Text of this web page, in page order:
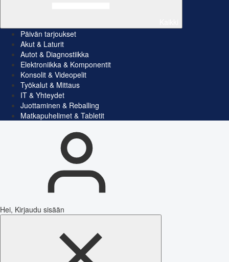
Päivän tarjoukset
Akut & Laturit
Autot & Diagnostiikka
Elektroniikka & Komponentit
Konsolit & Videopelit
Työkalut & Mittaus
IT & Yhteydet
Juottaminen & Reballing
Matkapuhelimet & Tabletit
Hei, Kirjaudu sisään